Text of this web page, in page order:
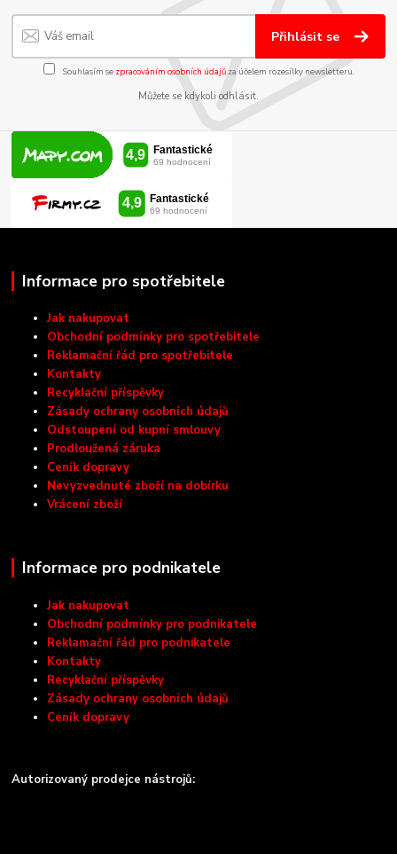
Přihlásit se
Souhlasím se zpracováním osobních údajůza účelem rozesílky newsletteru.
Můžete se kdykoli odhlásit.
Informace pro spotřebitele
Jak nakupovat
Obchodní podmínky pro spotřebitele
Reklamační řád pro spotřebitele
Kontakty
Recyklační příspěvky
Zásady ochrany osobních údajů
Odstoupení od kupní smlouvy
Prodloužená záruka
Ceník dopravy
Nevyzvednuté zboží na dobírku
Vrácení zboží
Informace pro podnikatele
Jak nakupovat
Obchodní podmínky pro podnikatele
Reklamační řád pro podnikatele
Kontakty
Recyklační příspěvky
Zásady ochrany osobních údajů
Ceník dopravy
Autorizovaný prodejce nástrojů: